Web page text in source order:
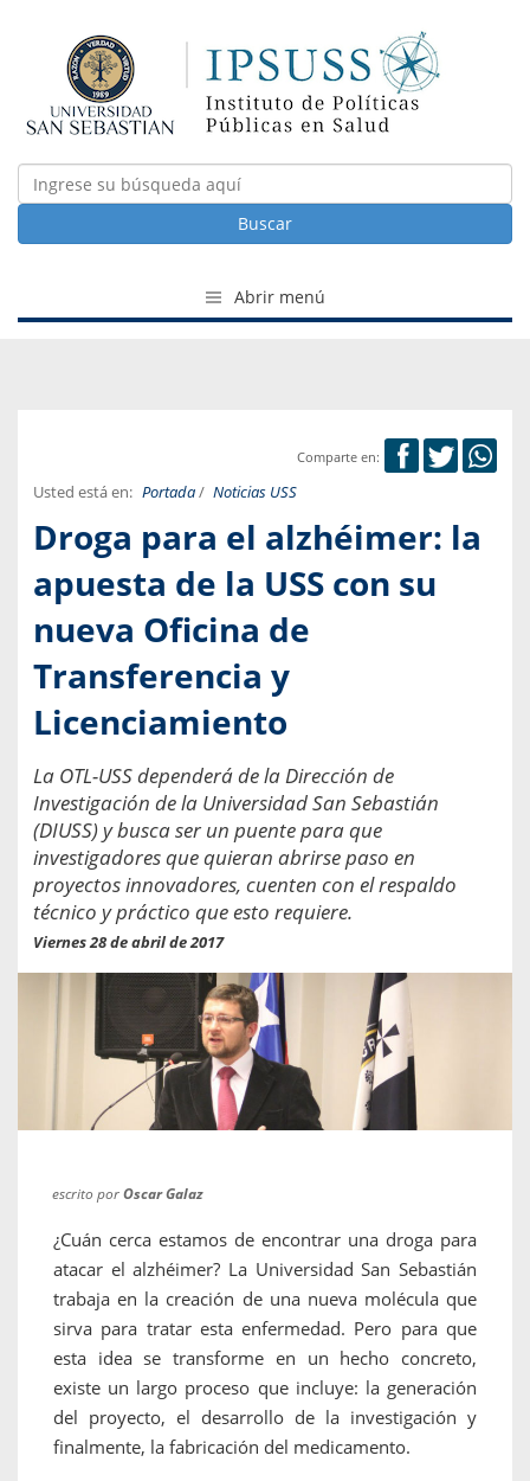
Buscar
Abrir menú
Comparte en:
Usted está en: Portada/ Noticias USS
Droga para el alzhéimer: la
apuesta de la USS con su
nueva Oficina de
Transferencia y
Licenciamiento
La OTL-USS dependerá de la Dirección de
Investigación de la Universidad San Sebastián
(DIUSS) y busca ser un puente para que
investigadores que quieran abrirse paso en
proyectos innovadores, cuenten con el respaldo
técnico y práctico que esto requiere.
Viernes 28 de abril de 2017
escrito porOscar Galaz
¿Cuán cerca estamos de encontrar una droga para
atacar el alzhéimer? La Universidad San Sebastián
trabaja en la creación de una nueva molécula que
sirva para tratar esta enfermedad. Pero para que
esta idea se transforme en un hecho concreto,
existe un largo proceso que incluye: la generación
del proyecto, el desarrollo de la investigación y
finalmente, la fabricación del medicamento.